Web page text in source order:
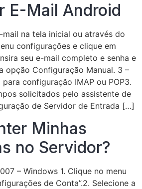
E-Mail Android
mail na tela inicial ou através do
configurações e clique em
seu e-mail completo e senha e
opção Configuração Manual. 3 –
configuração IMAP ou POP3.
solicitados pelo assistente de
de Servidor de Entrada […]
Minhas
no Servidor?
– Windows 1. Clique no menu
de Conta”.2. Selecione a